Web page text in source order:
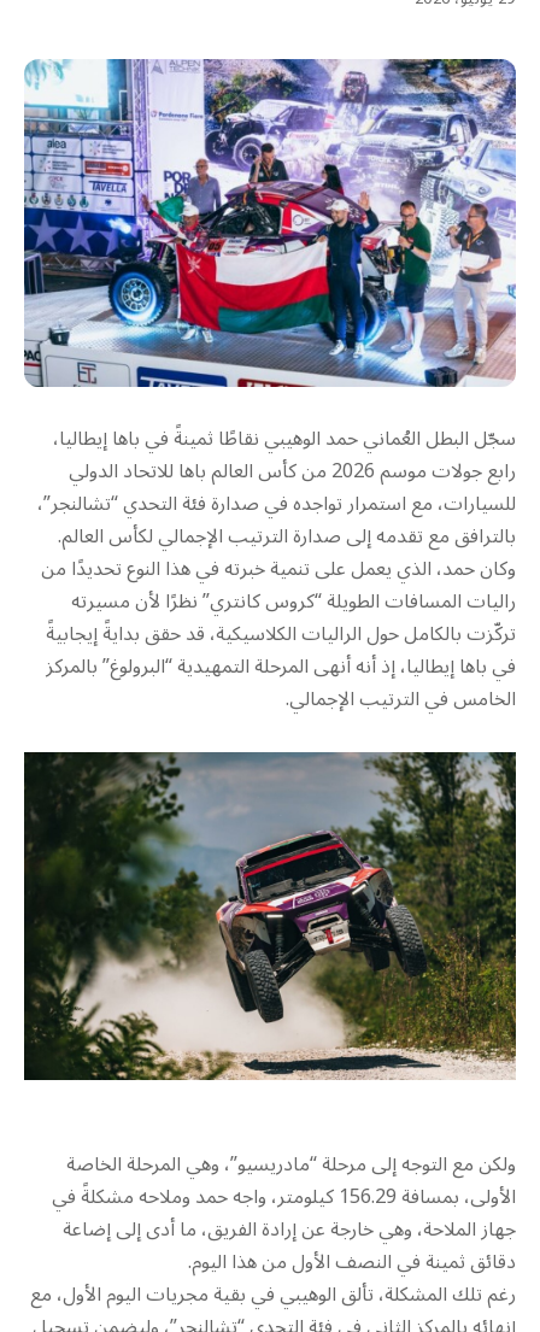
سجّل البطل العُماني حمد الوهيبي نقاطًا ثمينةً في باها إيطاليا،
رابع جولات موسم 2026 من كأس العالم باها للاتحاد الدولي
للسيارات، مع استمرار تواجده في صدارة فئة التحدي “تشالنجر”،
بالترافق مع تقدمه إلى صدارة الترتيب الإجمالي لكأس العالم.
وكان حمد، الذي يعمل على تنمية خبرته في هذا النوع تحديدًا من
راليات المسافات الطويلة “كروس كانتري” نظرًا لأن مسيرته
تركّزت بالكامل حول الراليات الكلاسيكية، قد حقق بدايةً إيجابيةً
في باها إيطاليا، إذ أنه أنهى المرحلة التمهيدية “البرولوغ” بالمركز
الخامس في الترتيب الإجمالي.
ولكن مع التوجه إلى مرحلة “مادريسيو”، وهي المرحلة الخاصة
الأولى، بمسافة 156.29 كيلومتر، واجه حمد وملاحه مشكلةً في
جهاز الملاحة، وهي خارجة عن إرادة الفريق، ما أدى إلى إضاعة
دقائق ثمينة في النصف الأول من هذا اليوم.
رغم تلك المشكلة، تألق الوهيبي في بقية مجريات اليوم الأول، مع